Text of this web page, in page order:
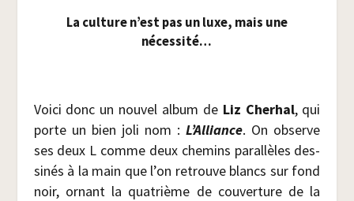
La culture n’est pas un luxe, mais une
nécessité…
Voi­ci donc un nou­vel album de Liz Che­rhal, qui
porte un bien joli nom :L’Alliance. On observe
ses deux L comme deux che­mins paral­lèles des­
si­nés à la main que l’on retrouve blancs sur fond
noir, ornant la qua­trième de cou­ver­ture de la